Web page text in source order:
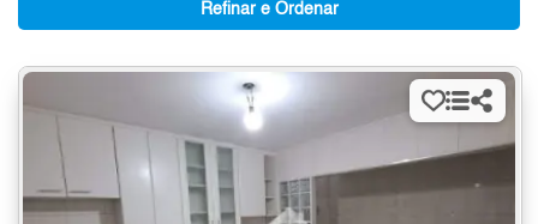
Refinar e Ordenar